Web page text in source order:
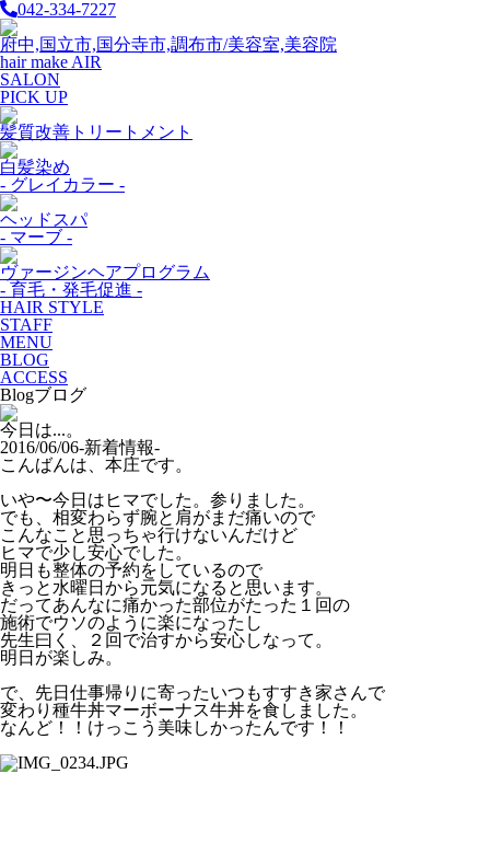
042-334-7227
府中,国立市,国分寺市,調布市/美容室,美容院
hair make AIR
SALON
PICK UP
髪質改善トリートメント
白髪染め
- グレイカラー -
ヘッドスパ
- マーブ -
ヴァージンヘアプログラム
- 育毛・発毛促進 -
HAIR STYLE
STAFF
MENU
BLOG
ACCESS
Blogブログ
今日は...。
2016/06/06-新着情報-
こんばんは、本庄です。
いや〜今日はヒマでした。参りました。
でも、相変わらず腕と肩がまだ痛いので
こんなこと思っちゃ行けないんだけど
ヒマで少し安心でした。
明日も整体の予約をしているので
きっと水曜日から元気になると思います。
だってあんなに痛かった部位がたった１回の
施術でウソのように楽になったし
先生曰く、２回で治すから安心しなって。
明日が楽しみ。
で、先日仕事帰りに寄ったいつもすすき家さんで
変わり種牛丼マーボーナス牛丼を食しました。
なんど！！けっこう美味しかったんです！！